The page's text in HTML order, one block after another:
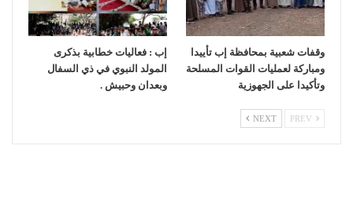
وقفات شعبية بمحافظة إب تأييدا
ومباركة لعمليات القوات المسلحة
وتأكيدا على الجهوزية
إب : فعاليات خطابية بذكرى
المولد النبوي في ذي السفال
وبعدان وحبيش .
NEXT